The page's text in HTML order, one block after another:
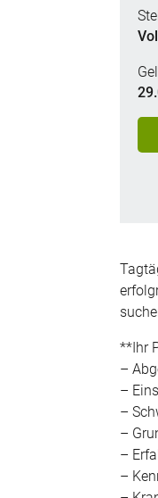
**Ihr
–
–
–
–
–
–